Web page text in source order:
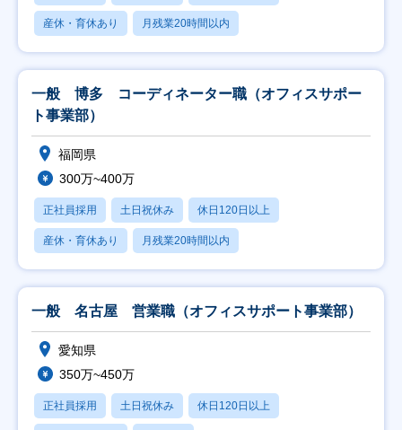
産休・育休あり 月残業20時間以内
一般 博多 コーディネーター職（オフィスサポー
ト事業部）
福岡県
300万~400万
正社員採用 土日祝休み 休日120日以上
産休・育休あり 月残業20時間以内
一般 名古屋 営業職（オフィスサポート事業部）
愛知県
350万~450万
正社員採用 土日祝休み 休日120日以上